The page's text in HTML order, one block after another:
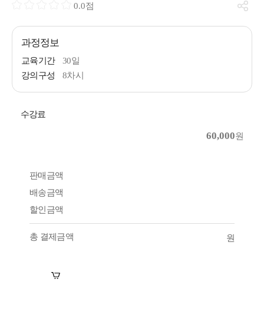
0.0점
과정정보
교육기간
30일
강의구성
8차시
수강료
60,000원
판매금액
배송금액
할인금액
총 결제금액 원